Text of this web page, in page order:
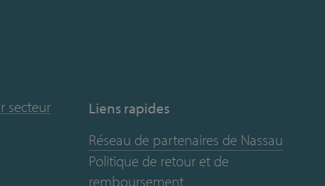
secteur
Liens rapides
Réseau de partenaires de Nassau
Politique de retour et de
remboursement